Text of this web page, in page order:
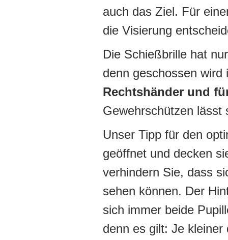
auch das Ziel. Für
die Visierung
Die Schießbrille hat
denn geschossen
Rechtshänder und
Gewehrschützen lässt
Unser Tipp für den
geöffnet und decken
verhindern Sie, dass
sehen können. Der
sich immer beide
denn es gilt: Je